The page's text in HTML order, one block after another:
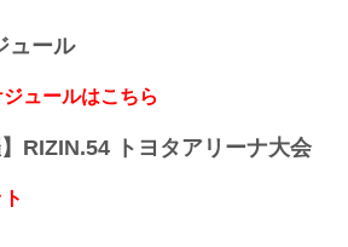
ュール
ュールはこちら
】RIZIN.54 トヨタアリーナ大会